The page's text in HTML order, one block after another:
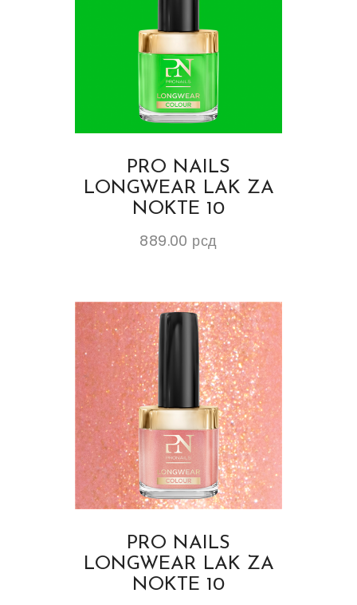
PRO NAILS
LONGWEAR LAK ZA
NOKTE 10
889.00 рсд
PRO NAILS
LONGWEAR LAK ZA
NOKTE 10